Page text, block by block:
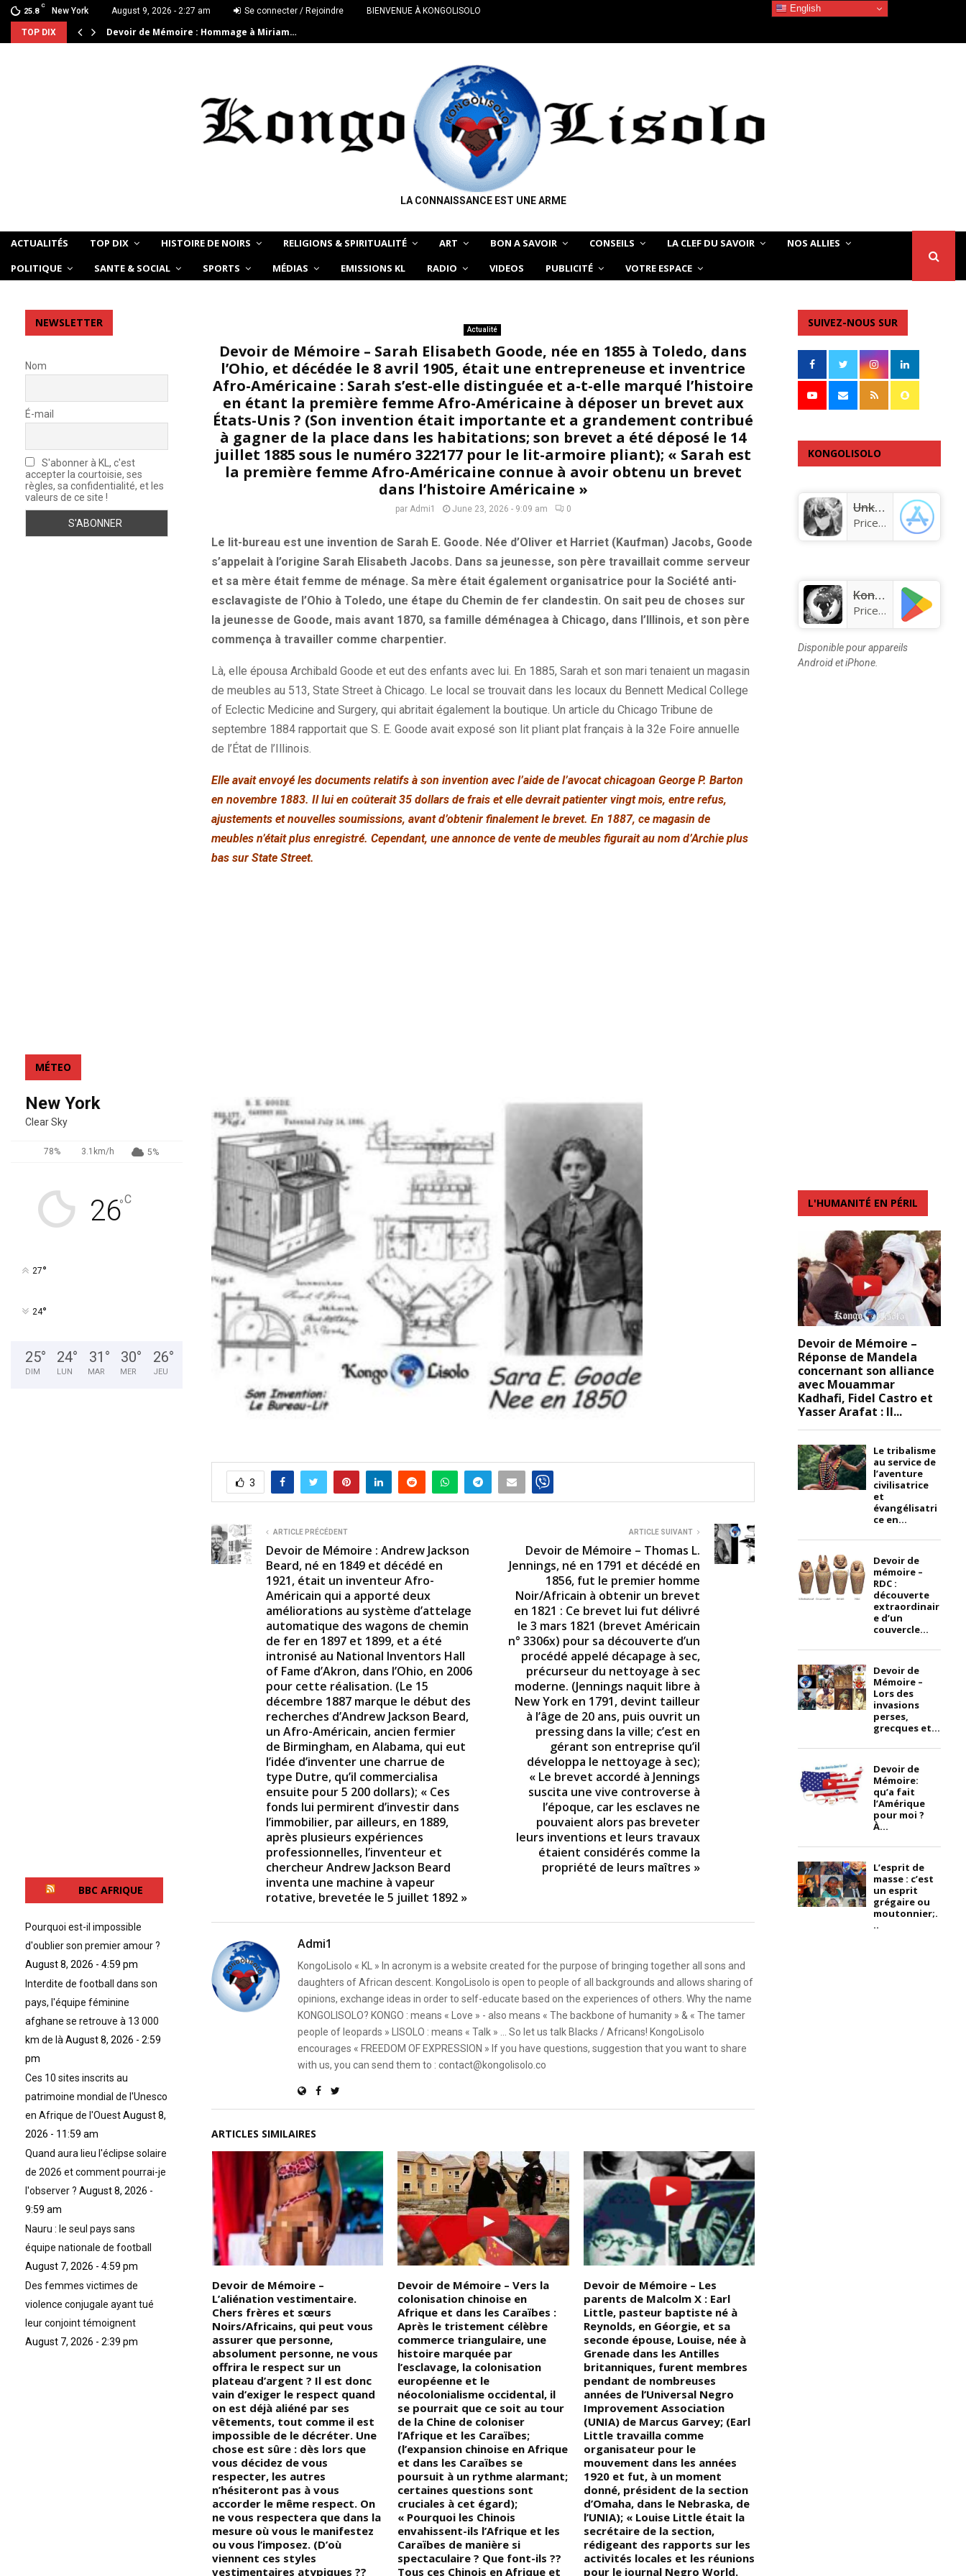
25.8
C
New York August 9, 2026 - 2:27 am Se connecter / Rejoindre BIENVENUE À KONGOLISOLO
TOP DIX Devoir de Mémoire : Hommage à Miriam…
LA CONNAISSANCE EST UNE ARME
ACTUALITÉS TOP DIX HISTOIRE DE NOIRS RELIGIONS & SPIRITUALITÉ ART BON A SAVOIR CONSEILS LA CLEF DU SAVOIR
NOS ALLIES
POLITIQUE
SANTE & SOCIAL SPORTS MÉDIAS EMISSIONS KL RADIO VIDEOS PUBLICITÉ VOTRE ESPACE
Actualité
Devoir de Mémoire – Sarah Elisabeth Goode, née en 1855 à Toledo, dans
l’Ohio, et décédée le 8 avril 1905, était une entrepreneuse et inventrice
Afro-Américaine : Sarah s’est-elle distinguée et a-t-elle marqué l’histoire
en étant la première femme Afro-Américaine à déposer un brevet aux
États-Unis ? (Son invention était importante et a grandement contribué
à gagner de la place dans les habitations; son brevet a été déposé le 14
juillet 1885 sous le numéro 322177 pour le lit-armoire pliant); « Sarah est
la première femme Afro-Américaine connue à avoir obtenu un brevet
dans l’histoire Américaine »
par Admi1 June 23, 2026 - 9:09 am 0
Le lit-bureau est une invention de Sarah E. Goode. Née d’Oliver et Harriet (Kaufman) Jacobs, Goode
s’appelait à l’origine Sarah Elisabeth Jacobs. Dans sa jeunesse, son père travaillait comme serveur
et sa mère était femme de ménage. Sa mère était également organisatrice pour la Société anti-
esclavagiste de l’Ohio à Toledo, une étape du Chemin de fer clandestin. On sait peu de choses sur
la jeunesse de Goode, mais avant 1870, sa famille déménagea à Chicago, dans l’Illinois, et son père
commença à travailler comme charpentier.
Là, elle épousa Archibald Goode et eut des enfants avec lui. En 1885, Sarah et son mari tenaient un magasin
de meubles au 513, State Street à Chicago. Le local se trouvait dans les locaux du Bennett Medical College
of Eclectic Medicine and Surgery, qui abritait également la boutique. Un article du Chicago Tribune de
septembre 1884 rapportait que S. E. Goode avait exposé son lit pliant plat français à la 32e Foire annuelle
de l’État de l’Illinois.
Elle avait envoyé les documents relatifs à son invention avec l’aide de l’avocat chicagoan George P. Barton
en novembre 1883. Il lui en coûterait 35 dollars de frais et elle devrait patienter vingt mois, entre refus,
ajustements et nouvelles soumissions, avant d’obtenir finalement le brevet. En 1887, ce magasin de
meubles n’était plus enregistré. Cependant, une annonce de vente de meubles figurait au nom d’Archie plus
bas sur State Street.
3
ARTICLE PRÉCÉDENT
Devoir de Mémoire : Andrew Jackson
Beard, né en 1849 et décédé en
1921, était un inventeur Afro-
Américain qui a apporté deux
améliorations au système d’attelage
automatique des wagons de chemin
de fer en 1897 et 1899, et a été
intronisé au National Inventors Hall
of Fame d’Akron, dans l’Ohio, en 2006
pour cette réalisation. (Le 15
décembre 1887 marque le début des
recherches d’Andrew Jackson Beard,
un Afro-Américain, ancien fermier
de Birmingham, en Alabama, qui eut
l’idée d’inventer une charrue de
type Dutre, qu’il commercialisa
ensuite pour 5 200 dollars); « Ces
fonds lui permirent d’investir dans
l’immobilier, par ailleurs, en 1889,
après plusieurs expériences
professionnelles, l’inventeur et
chercheur Andrew Jackson Beard
inventa une machine à vapeur
rotative, brevetée le 5 juillet 1892 »
ARTICLE SUIVANT
Devoir de Mémoire – Thomas L.
Jennings, né en 1791 et décédé en
1856, fut le premier homme
Noir/Africain à obtenir un brevet
en 1821 : Ce brevet lui fut délivré
le 3 mars 1821 (brevet Américain
n° 3306x) pour sa découverte d’un
procédé appelé décapage à sec,
précurseur du nettoyage à sec
moderne. (Jennings naquit libre à
New York en 1791, devint tailleur
à l’âge de 20 ans, puis ouvrit un
pressing dans la ville; c’est en
gérant son entreprise qu’il
développa le nettoyage à sec);
« Le brevet accordé à Jennings
suscita une vive controverse à
l’époque, car les esclaves ne
pouvaient alors pas breveter
leurs inventions et leurs travaux
étaient considérés comme la
propriété de leurs maîtres »
Admi1
KongoLisolo « KL » In acronym is a website created for the purpose of bringing together all sons and
daughters of African descent. KongoLisolo is open to people of all backgrounds and allows sharing of
opinions, exchange ideas in order to self-educate based on the experiences of others. Why the name
KONGOLISOLO? KONGO : means « Love » - also means « The backbone of humanity » & « The tamer
people of leopards » LISOLO : means « Talk » ... So let us talk Blacks / Africans! KongoLisolo
encourages « FREEDOM OF EXPRESSION » If you have questions, suggestion that you want to share
with us, you can send them to : contact@kongolisolo.co
ARTICLES SIMILAIRES
Le soi-disant pays des droits
de l’homme est en feu à cause
de son racisme : la maison
Blanche brièvement verrouillée
après que les groupes de
Devoir de Mémoire –
L’aliénation vestimentaire.
Chers frères et sœurs
Noirs/Africains, qui peut vous
assurer que personne,
absolument personne, ne vous
offrira le respect sur un
plateau d’argent ? Il est donc
vain d’exiger le respect quand
on est déjà aliéné par ses
vêtements, tout comme il est
impossible de le décréter. Une
chose est sûre : dès lors que
vous décidez de vous
respecter, les autres
n’hésiteront pas à vous
accorder le même respect. On
ne vous respectera que dans la
mesure où vous le manifestez
ou vous l’imposez. (D’où
viennent ces styles
vestimentaires atypiques ??
Devoir de Mémoire – Vers la
colonisation chinoise en
Afrique et dans les Caraïbes :
Après le tristement célèbre
commerce triangulaire, une
histoire marquée par
l’esclavage, la colonisation
européenne et le
néocolonialisme occidental, il
se pourrait que ce soit au tour
de la Chine de coloniser
l’Afrique et les Caraïbes;
(l’expansion chinoise en Afrique
et dans les Caraïbes se
poursuit à un rythme alarmant;
certaines questions sont
cruciales à cet égard);
« Pourquoi les Chinois
envahissent-ils l’Afrique et les
Caraïbes de manière si
spectaculaire ? Que font-ils ??
Tous ces Chinois en Afrique et
Devoir de Mémoire – Les
parents de Malcolm X : Earl
Little, pasteur baptiste né à
Reynolds, en Géorgie, et sa
seconde épouse, Louise, née à
Grenade dans les Antilles
britanniques, furent membres
pendant de nombreuses
années de l’Universal Negro
Improvement Association
(UNIA) de Marcus Garvey; (Earl
Little travailla comme
organisateur pour le
mouvement dans les années
1920 et fut, à un moment
donné, président de la section
d’Omaha, dans le Nebraska, de
l’UNIA); « Louise Little était la
secrétaire de la section,
rédigeant des rapports sur les
activités locales et les réunions
pour le journal Negro World.
NEWSLETTER
Nom
É-mail
S'abonner à KL, c'est
accepter la courtoisie, ses
règles, sa confidentialité, et les
valeurs de ce site !
MÉTEO
New York
Clear Sky
78% 3.1km/h 5%
26°C
27°
24°
25°
DIM
24°
LUN
31 °
MAR
30°
MER
26°
JEU
BBC AFRIQUE
Pourquoi est-il impossible
d'oublier son premier amour ?
August 8, 2026 - 4:59 pm
Interdite de football dans son
pays, l'équipe féminine
afghane se retrouve à 13 000
km de làAugust 8, 2026 - 2:59
pm
Ces 10 sites inscrits au
patrimoine mondial de l'Unesco
en Afrique de l'OuestAugust 8,
2026 - 11:59 am
Quand aura lieu l'éclipse solaire
de 2026 et comment pourrai-je
l'observer ? August 8, 2026 -
9:59 am
Nauru : le seul pays sans
équipe nationale de football
August 7, 2026 - 4:59 pm
Des femmes victimes de
violence conjugale ayant tué
leur conjoint témoignent
August 7, 2026 - 2:39 pm
SUIVEZ-NOUS SUR
KONGOLISOLO
Unknown app
Price:Free
KongoLisolo
Price:Free
Disponible pour appareils
Android et iPhone.
L'HUMANITÉ EN PÉRIL
Devoir de Mémoire –
Réponse de Mandela
concernant son alliance
avec Mouammar
Kadhafi, Fidel Castro et
Yasser Arafat : Il...
Le tribalisme
au service de
l’aventure
civilisatrice
et
évangélisatri
ce en...
Devoir de
mémoire –
RDC :
découverte
extraordinair
e d’un
couvercle...
Devoir de
Mémoire –
Lors des
invasions
perses,
grecques et...
Devoir de
Mémoire:
qu’a fait
l’Amérique
pour moi ?
À...
L’esprit de
masse : c’est
un esprit
grégaire ou
moutonnier;.
..
English